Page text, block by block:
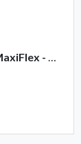
Handske MaxiFlex - Cut